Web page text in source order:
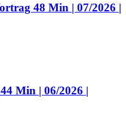
48 Min | 07/2026 |
Min | 06/2026 |